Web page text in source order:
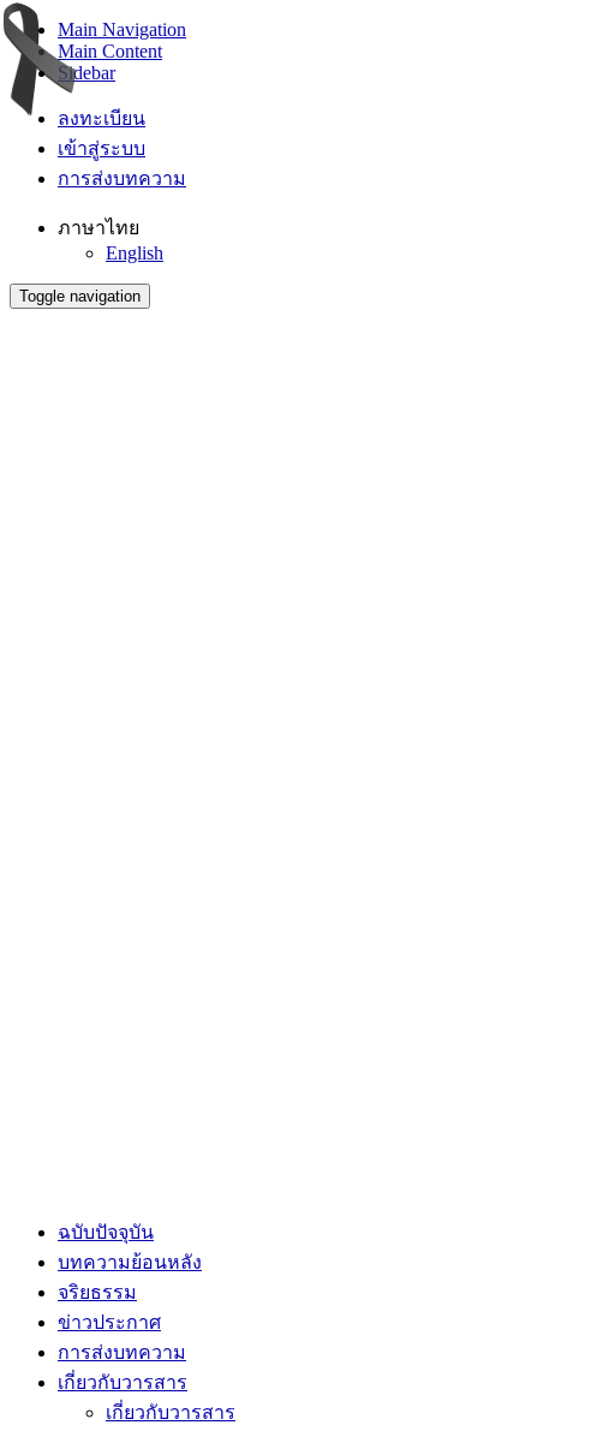
Main Navigation
Main Content
Sidebar
ลงทะเบียน
เข้าสู่ระบบ
การส่งบทความ
ภาษาไทย
English
Toggle navigation
ฉบับปัจจุบัน
บทความย้อนหลัง
จริยธรรม
ข่าวประกาศ
การส่งบทความ
เกี่ยวกับวารสาร
เกี่ยวกับวารสาร